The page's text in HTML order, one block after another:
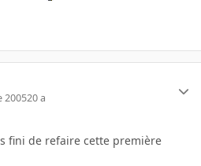
200520 a
fini de refaire cette première